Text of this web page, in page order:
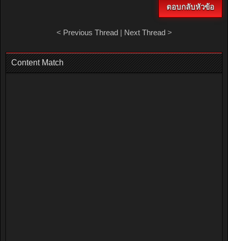
ตอบกลับหัวข้อ
< Previous Thread| Next Thread>
Content Match